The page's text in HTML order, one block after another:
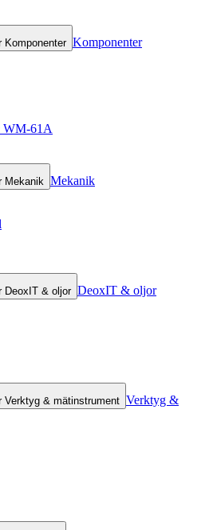
Komponenter Komponenter
WM-61A
Mekanik Mekanik
DeoxIT & oljor DeoxIT & oljor
Verktyg & mätinstrument Verktyg &